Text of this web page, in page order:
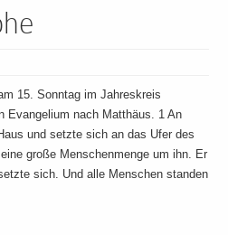
15. Sonntag im Jahreskreis
Evangelium nach Matthäus. 1 An
und setzte sich an das Ufer des
große Menschenmenge um ihn. Er
sich. Und alle Menschen standen